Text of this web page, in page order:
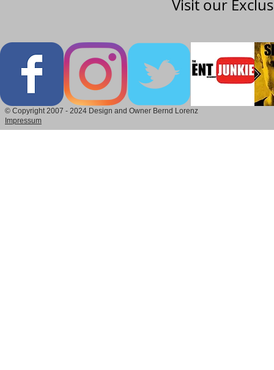
Visit our
© Copyright 2007 - 2024 Design and Owner Bernd Lorenz
Impressum